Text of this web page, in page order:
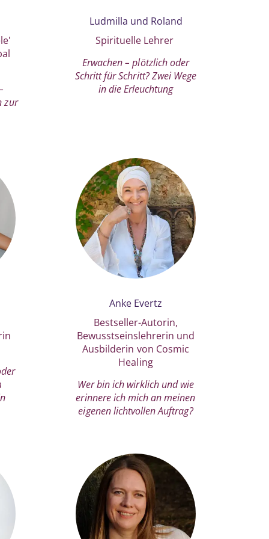
zur
Ludmilla und Roland
Spirituelle Lehrer
Erwachen – plötzlich oder
Schritt für Schritt? Zwei Wege
in die Erleuchtung
Anke Evertz
Bestseller-Autorin,
Bewusstseinslehrerin und
Ausbilderin von Cosmic
Healing
Wer bin ich wirklich und wie
erinnere ich mich an meinen
eigenen lichtvollen Auftrag?